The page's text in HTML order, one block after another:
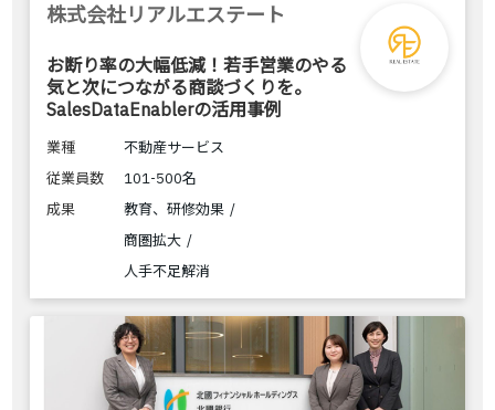
株式会社リアルエステート
お断り率の大幅低減！若手営業のやる
気と次につながる商談づくりを。
SalesDataEnablerの活用事例
業種
不動産サービス
従業員数
101-500名
成果
教育、研修効果
商圏拡大
人手不足解消